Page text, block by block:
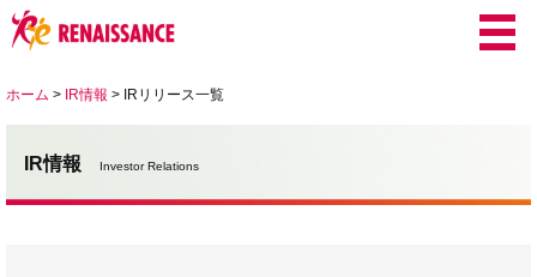
ホーム > IR情報 > IRリリース一覧
IR情報 Investor Relations